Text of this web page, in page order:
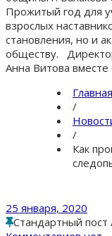
Прожитый год для
взрослых
становления, но и
обществу.
Анна Витова вместе
Главная
/
/
Как
25 января, 2020
Стандартный пост